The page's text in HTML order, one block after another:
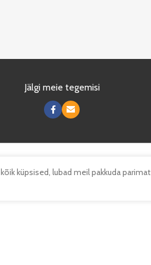
Jälgi meie tegemisi
küpsised, lubad meil pakkuda parimat